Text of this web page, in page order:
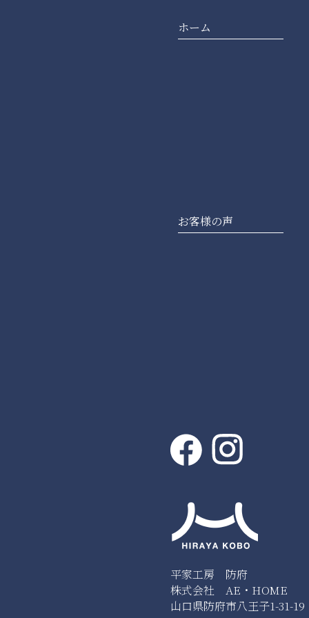
ホーム
お客様の声
平家工房 防府
株式会社 AE・HOME
山口県防府市八王子1-31-19